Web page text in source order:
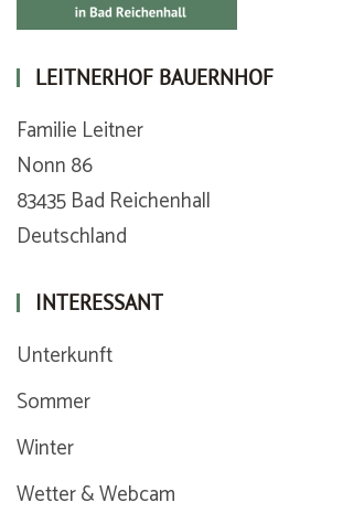
LEITNERHOF BAUERNHOF
Familie Leitner
Nonn 86
83435 Bad Reichenhall
Deutschland
INTERESSANT
Unterkunft
Sommer
Winter
Wetter & Webcam